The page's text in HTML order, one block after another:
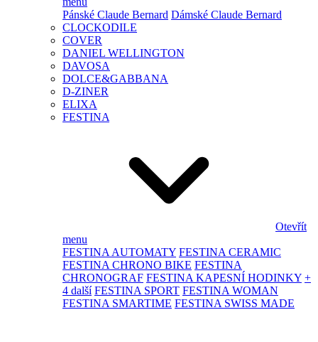
Pánské Claude Bernard Dámské Claude Bernard
CLOCKODILE
COVER
DANIEL WELLINGTON
DAVOSA
DOLCE&GABBANA
D-ZINER
ELIXA
FESTINA
Otevřít
menu
FESTINA AUTOMATY FESTINA CERAMIC
FESTINA CHRONO BIKE FESTINA
CHRONOGRAF FESTINA KAPESNÍ HODINKY +
4 další FESTINA SPORT FESTINA WOMAN
FESTINA SMARTIME FESTINA SWISS MADE